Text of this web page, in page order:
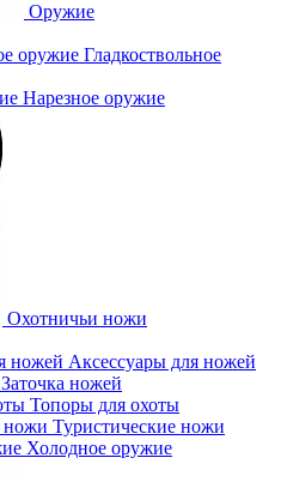
Оружие
Гладкоствольное
Нарезное оружие
Охотничьи ножи
Аксессуары для ножей
Заточка ножей
Топоры для охоты
Туристические ножи
Холодное оружие